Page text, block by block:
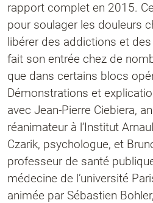
rapport complet en 2015.
pour soulager les douleurs
libérer des addictions et
fait son entrée chez de
que dans certains blocs
Démonstrations et
avec Jean-Pierre Ciebiera,
réanimateur à l’Institut
Czarik, psychologue, et
professeur de santé
médecine de l’université
animée par Sébastien